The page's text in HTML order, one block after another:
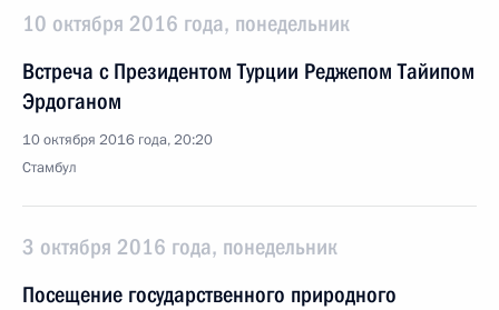
10 октября 2016 года, понедельник
Встреча с Президентом Турции Реджепом Тайипом
Эрдоганом
10 октября 2016 года, 20:20
Стамбул
3 октября 2016 года, понедельник
Посещение государственного природного